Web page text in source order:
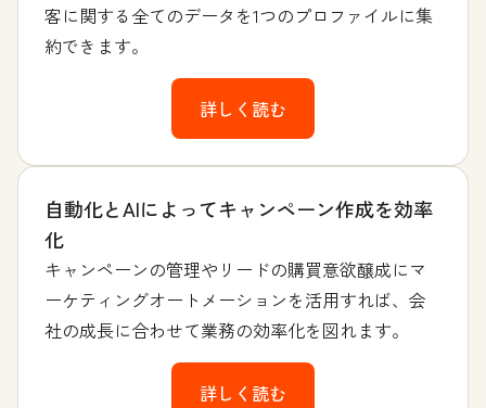
客に関する全てのデータを1つのプロファイルに集
約できます。
詳しく読む
自動化とAIによってキャンペーン作成を効率
化
キャンペーンの管理やリードの購買意欲醸成にマ
ーケティングオートメーションを活用すれば、会
社の成長に合わせて業務の効率化を図れます。
詳しく読む